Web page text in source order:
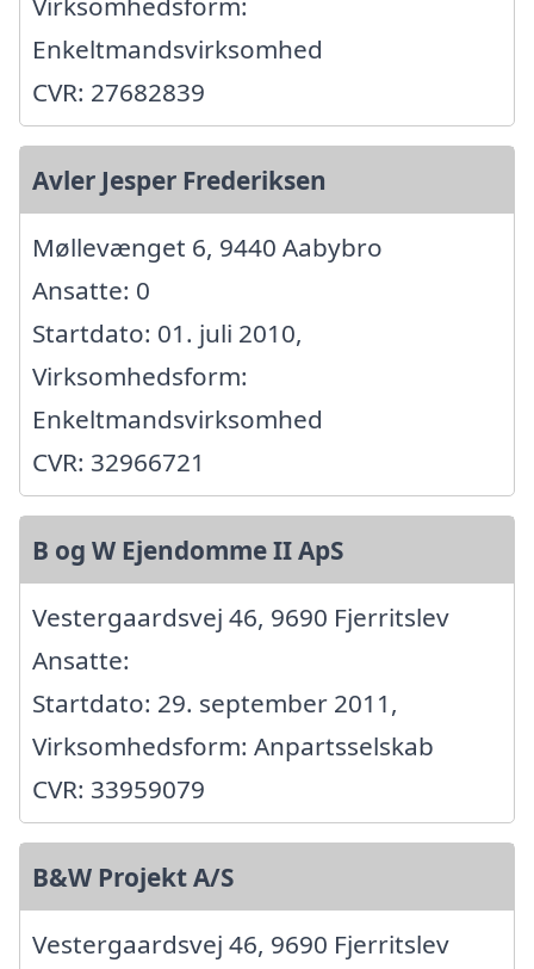
Enkeltmandsvirksomhed
CVR: 27682839
Avler Jesper Frederiksen
Møllevænget 6, 9440 Aabybro
Ansatte: 0
Startdato: 01. juli 2010,
Virksomhedsform:
Enkeltmandsvirksomhed
CVR: 32966721
B og W Ejendomme II ApS
Vestergaardsvej 46, 9690 Fjerritslev
Ansatte:
Startdato: 29. september 2011,
Virksomhedsform: Anpartsselskab
CVR: 33959079
B&W Projekt A/S
Vestergaardsvej 46, 9690 Fjerritslev